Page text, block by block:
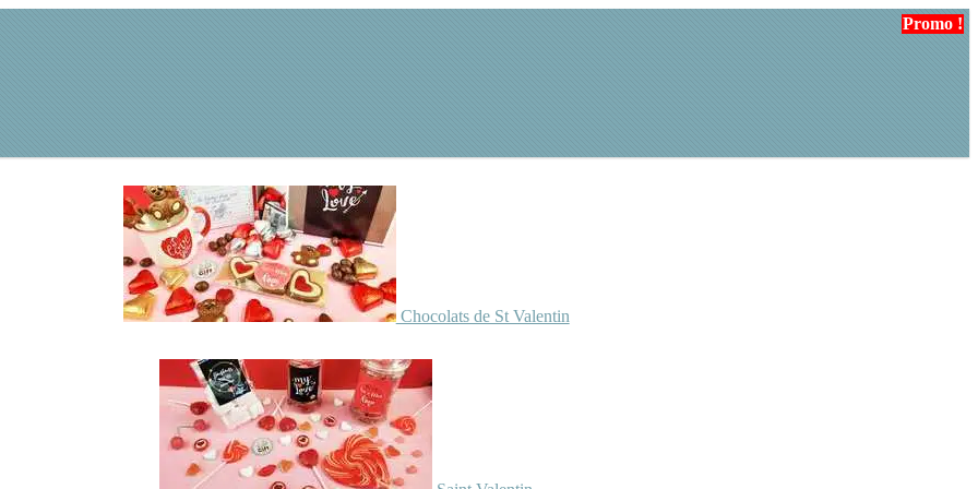
Chocolats de St Valentin
Promo !
Promo !